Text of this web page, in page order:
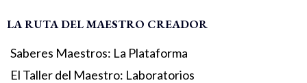
LA RUTA DEL MAESTRO CREADOR
Saberes Maestros: La Plataforma
El Taller del Maestro: Laboratorios